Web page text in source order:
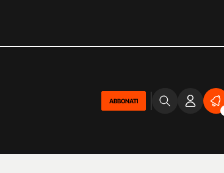
ABBONATI